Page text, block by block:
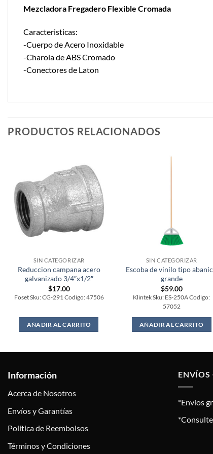
Mezcladora Fregadero Flexible Cromada
Caracteristicas:
-Cuerpo de Acero Inoxidable
-Charola de ABS Cromado
-Conectores de Laton
PRODUCTOS RELACIONADOS
SIN CATEGORIZAR
Reduccion campana acero
galvanizado 3/4″x1/2″
$17.00
Foset Sku: CG-291 Codigo: 47506
AÑADIR AL CARRITO
SIN CATEGORIZAR
Escoba de vinilo tipo
grande
$59.00
Klintek Sku: ES-250A Codigo:
57052
AÑADIR AL CARRITO
Información
Acerca de Nosotros
Envíos y Garantías
Política de Reembolsos
Términos y Condiciones
ENVÍOS
*Envíos